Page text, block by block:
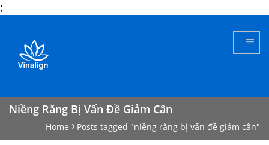
;
content
Niềng Răng Bị Vấn Đề Giảm Cân
Home Posts tagged "niềng răng bị vấn đề giảm cân"